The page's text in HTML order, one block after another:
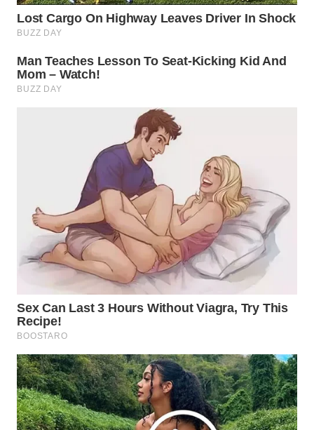
WN
WN
PURWAKARTA
WN
PRIANGAN
TIMUR
WN
SEMARANG
WN
SOLO
WN
BOROBUDUR